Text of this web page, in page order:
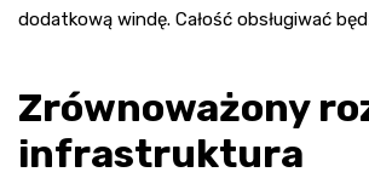
dodatkową windę. Całość obsługiwać
Zrównoważony
infrastruktura